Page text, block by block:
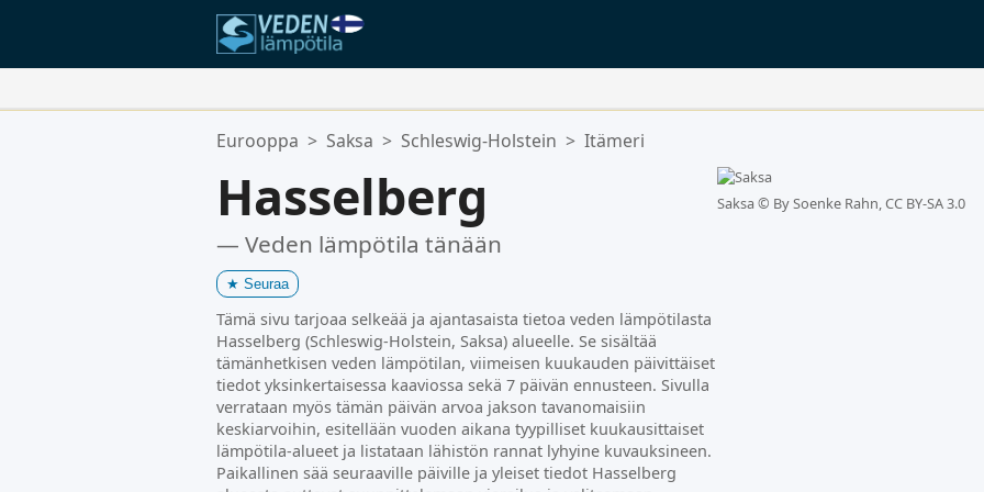
Suosikkipaikkasi:
Eurooppa > Saksa > Schleswig-Holstein > Itämeri
Hasselberg
— Veden lämpötila tänään
★ Seuraa
Tämä sivu tarjoaa selkeää ja ajantasaista tietoa veden lämpötilasta
Hasselberg (Schleswig-Holstein, Saksa) alueelle. Se sisältää
tämänhetkisen veden lämpötilan, viimeisen kuukauden päivittäiset
tiedot yksinkertaisessa kaaviossa sekä 7 päivän ennusteen. Sivulla
verrataan myös tämän päivän arvoa jakson tavanomaisiin
keskiarvoihin, esitellään vuoden aikana tyypilliset kuukausittaiset
lämpötila-alueet ja listataan lähistön rannat lyhyine kuvauksineen.
Paikallinen sää seuraaville päiville ja yleiset tiedot Hasselberg
Saksa © By Soenke Rahn, CC BY-SA 3.0